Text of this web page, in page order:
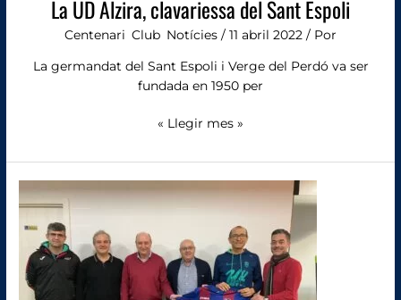
La UD Alzira, clavariessa del Sant Espoli
Centenari Club Notícies / 11 abril 2022 / Por
La germandat del Sant Espoli i Verge del Perdó va ser
fundada en 1950 per
« Llegir mes »
primera
10K
d’Alzira
retrà
homenatge